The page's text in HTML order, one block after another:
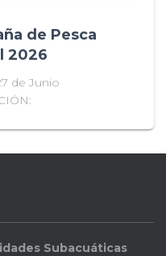
de Pesca
2026
de Junio
Subacuáticas